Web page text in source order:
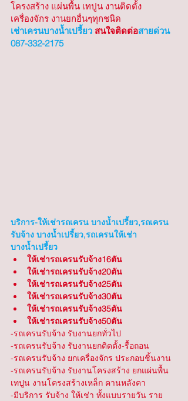
โครงสร้าง แผ่นพื้น เทปูน งานติดตั้ง
เครื่องจักร งานยกอื่นๆทุกชนิด
เช่าเครนบางน้ำเปรี้ยว สนใจติดต่อสายด่วน
087-332-2175
บริการ-ให้เช่ารถเครน บางน้ำเปรี้ยว,รถเครน
รับจ้าง บางน้ำเปรี้ยว,รถเครนให้เช่า
บางน้ำเปรี้ยว
ให้เช่ารถเครนรับจ้าง16ตัน
ให้เช่ารถเครนรับจ้าง20ตัน
ให้เช่ารถเครนรับจ้าง25ตัน
ให้เช่ารถเครนรับจ้าง30ตัน
ให้เช่ารถเครนรับจ้าง35ตัน
ให้เช่ารถเครนรับจ้าง50ตัน
-รถเครนรับจ้าง รับงานยกทั่วไป
-รถเครนรับจ้าง รับงานยกติดตั้ง-รื้อถอน
-รถเครนรับจ้าง ยกเครื่องจักร ประกอบชิ้นงาน
-รถเครนรับจ้าง รับงานโครงสร้าง ยกแผ่นพื้น
เทปูน งานโครงสร้างเหล็ก คานหลังคา
-มีบริการ รับจ้าง ให้เช่า ทั้งแบบรายวัน ราย